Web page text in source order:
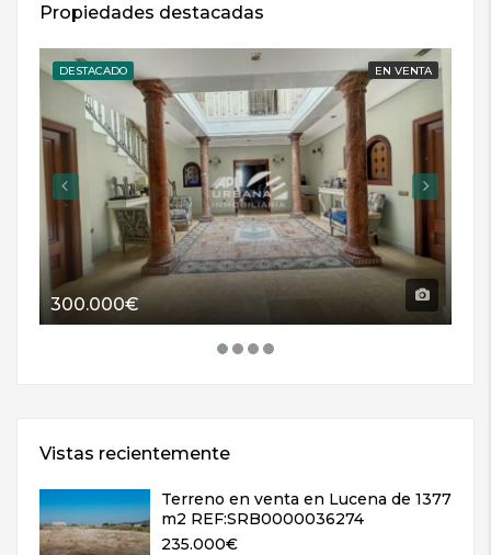
Propiedades destacadas
DESTACADO EN VENTA
300.000€
Vistas recientemente
Terreno en venta en Lucena de 1377
m2 REF:SRB0000036274
235.000€